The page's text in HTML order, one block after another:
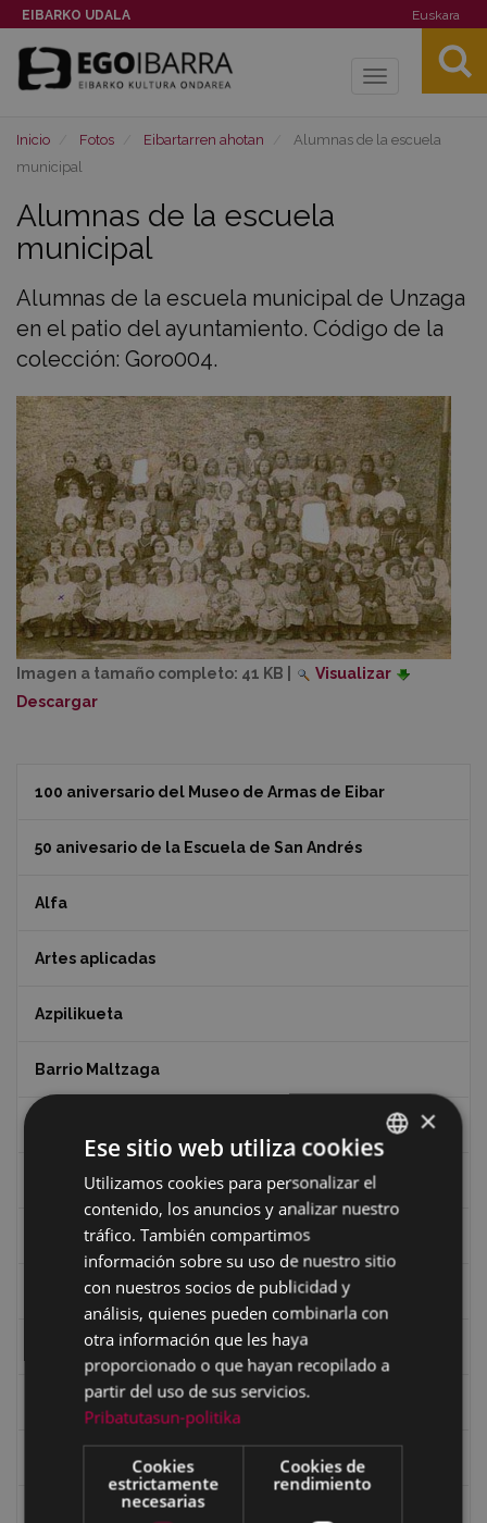
EIBARKO UDALA Euskara
Toggle
Inicio Fotos Eibartarren ahotan
Alumnas de la escuela
municipal
Alumnas de la escuela
municipal
Alumnas de la escuela municipal de Unzaga
en el patio del ayuntamiento. Código de la
colección: Goro004.
Imagen a tamaño completo: 41 KB
Visualizar
Descargar
100 aniversario del Museo de Armas de Eibar
50 anivesario de la Escuela de San Andrés
Alfa
Artes aplicadas
Azpilikueta
Barrio Maltzaga
Ciclismo
Ciclismo "A rueda"
Dibujos de Julen Zabaleta
Eibar desde el aire
Eibartarren ahotan
Fondo Bolumburu
BASQUE
SPANISH
×
Ese sitio web utiliza cookies
Utilizamos cookies para personalizar el
contenido, los anuncios y analizar nuestro
tráfico. También compartimos
información sobre su uso de nuestro sitio
con nuestros socios de publicidad y
análisis, quienes pueden combinarla con
otra información que les haya
proporcionado o que hayan recopilado a
partir del uso de sus servicios.
Pribatutasun-politika
Cookies
estrictamente
necesarias
Cookies de
rendimiento